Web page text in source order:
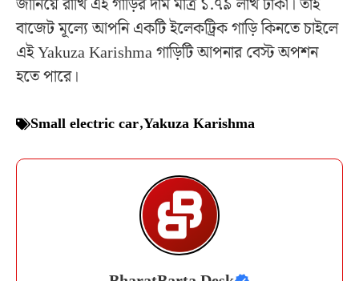
বাজেট মূল্যে আপনি একটি ইলেকট্রিক গাড়ি কিনতে চাইলে
এই Yakuza Karishma গাড়িটি আপনার বেস্ট অপশন
হতে পারে।
Small electric car,Yakuza Karishma